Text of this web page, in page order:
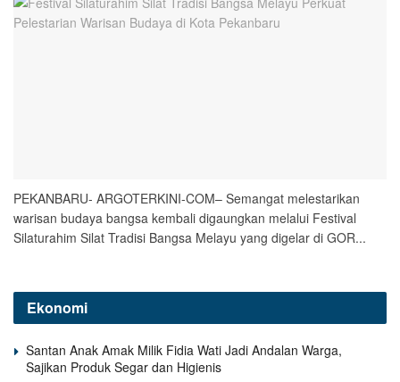
PEKANBARU- ARGOTERKINI-COM– Semangat melestarikan
warisan budaya bangsa kembali digaungkan melalui Festival
Silaturahim Silat Tradisi Bangsa Melayu yang digelar di GOR...
Ekonomi
Santan Anak Amak Milik Fidia Wati Jadi Andalan Warga,
Sajikan Produk Segar dan Higienis